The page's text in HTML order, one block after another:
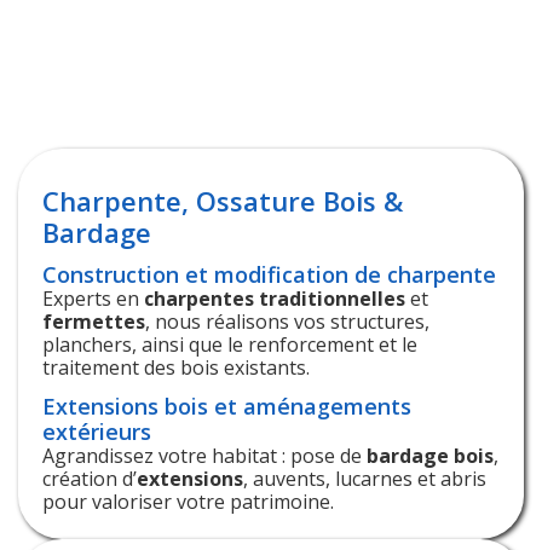
Charpente, Ossature Bois &
Bardage
Construction et modification de charpente
Experts en charpentes traditionnelleset
fermettes, nous réalisons vos structures,
planchers, ainsi que le renforcement et le
traitement des bois existants.
Extensions bois et aménagements
extérieurs
Agrandissez votre habitat : pose de bardage bois,
création d’extensions, auvents, lucarnes et abris
pour valoriser votre patrimoine.